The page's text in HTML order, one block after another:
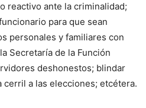
reactivo ante la criminalidad;
para que sean
personales y familiares con
Secretaría de la Función
deshonestos; blindar
cerril a las elecciones; etcétera.